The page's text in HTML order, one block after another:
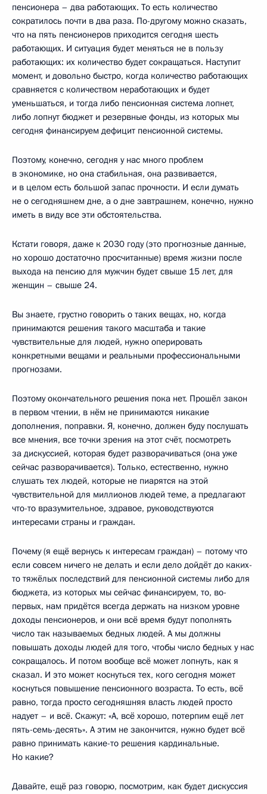
пенсионера – два работающих. То есть количество
сократилось почти в два раза. По-другому можно сказать,
что на пять пенсионеров приходится сегодня шесть
работающих. И ситуация будет меняться не в пользу
работающих: их количество будет сокращаться. Наступит
момент, и довольно быстро, когда количество работающих
сравняется с количеством неработающих и будет
уменьшаться, и тогда либо пенсионная система лопнет,
либо лопнут бюджет и резервные фонды, из которых мы
сегодня финансируем дефицит пенсионной системы.
Поэтому, конечно, сегодня у нас много проблем
в экономике, но она стабильная, она развивается,
и в целом есть большой запас прочности. И если думать
не о сегодняшнем дне, а о дне завтрашнем, конечно, нужно
иметь в виду все эти обстоятельства.
Кстати говоря, даже к 2030 году (это прогнозные данные,
но хорошо достаточно просчитанные) время жизни после
выхода на пенсию для мужчин будет свыше 15 лет, для
женщин – свыше 24.
Вы знаете, грустно говорить о таких вещах, но, когда
принимаются решения такого масштаба и такие
чувствительные для людей, нужно оперировать
конкретными вещами и реальными профессиональными
прогнозами.
Поэтому окончательного решения пока нет. Прошёл закон
в первом чтении, в нём не принимаются никакие
дополнения, поправки. Я, конечно, должен буду послушать
все мнения, все точки зрения на этот счёт, посмотреть
за дискуссией, которая будет разворачиваться (она уже
сейчас разворачивается). Только, естественно, нужно
слушать тех людей, которые не пиарятся на этой
чувствительной для миллионов людей теме, а предлагают
что-то вразумительное, здравое, руководствуются
интересами страны и граждан.
Почему (я ещё вернусь к интересам граждан) – потому что
если совсем ничего не делать и если дело дойдёт до каких-
то тяжёлых последствий для пенсионной системы либо для
бюджета, из которых мы сейчас финансируем, то, во-
первых, нам придётся всегда держать на низком уровне
доходы пенсионеров, и они всё время будут пополнять
число так называемых бедных людей. А мы должны
повышать доходы людей для того, чтобы число бедных у нас
сокращалось. И потом вообще всё может лопнуть, как я
сказал. И это может коснуться тех, кого сегодня может
коснуться повышение пенсионного возраста. То есть, всё
равно, тогда просто сегодняшняя власть людей просто
надует – и всё. Скажут: «А, всё хорошо, потерпим ещё лет
пять-семь-десять». А этим не закончится, нужно будет всё
равно принимать какие-то решения кардинальные.
Но какие?
Давайте, ещё раз говорю, посмотрим, как будет дискуссия